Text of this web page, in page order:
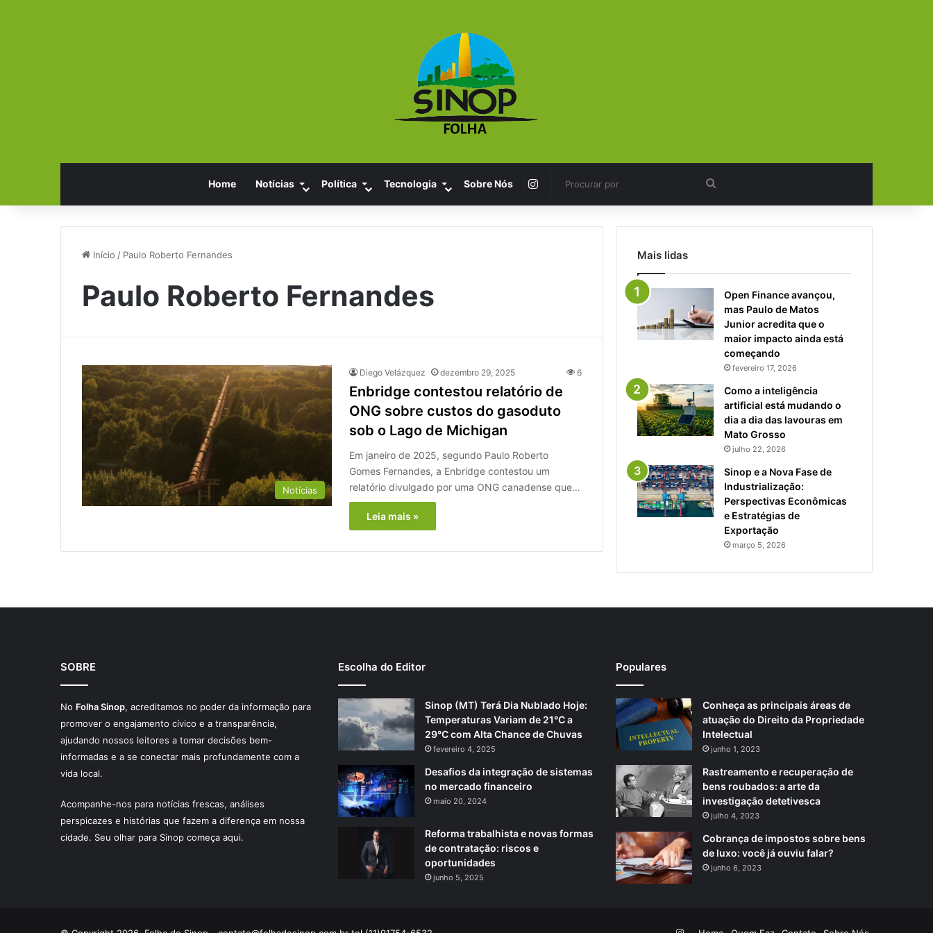
Home Notícias Política Tecnologia Sobre Nós Instagram
Procurar
por
Início / Paulo Roberto Fernandes
Paulo Roberto Fernandes
Notícias
Diego Velázquez dezembro 29, 2025 6
Enbridge contestou relatório de
ONG sobre custos do gasoduto
sob o Lago de Michigan
Em janeiro de 2025, segundo Paulo Roberto
Gomes Fernandes, a Enbridge contestou um
relatório divulgado por uma ONG canadense que…
Leia mais »
Mais lidas
Open Finance avançou,
mas Paulo de Matos
Junior acredita que o
maior impacto ainda está
começando
fevereiro 17, 2026
Como a inteligência
artificial está mudando o
dia a dia das lavouras em
Mato Grosso
julho 22, 2026
Sinop e a Nova Fase de
Industrialização:
Perspectivas Econômicas
e Estratégias de
Exportação
março 5, 2026
SOBRE
No Folha Sinop, acreditamos no poder da informação para
promover o engajamento cívico e a transparência,
ajudando nossos leitores a tomar decisões bem-
informadas e a se conectar mais profundamente com a
vida local.
Acompanhe-nos para notícias frescas, análises
perspicazes e histórias que fazem a diferença em nossa
cidade. Seu olhar para Sinop começa aqui.
Escolha do Editor
Sinop (MT) Terá Dia Nublado Hoje:
Temperaturas Variam de 21°C a
29°C com Alta Chance de Chuvas
fevereiro 4, 2025
Desafios da integração de sistemas
no mercado financeiro
maio 20, 2024
Reforma trabalhista e novas formas
de contratação: riscos e
oportunidades
junho 5, 2025
Populares
Conheça as principais áreas de
atuação do Direito da Propriedade
Intelectual
junho 1, 2023
Rastreamento e recuperação de
bens roubados: a arte da
investigação detetivesca
julho 4, 2023
Cobrança de impostos sobre bens
de luxo: você já ouviu falar?
junho 6, 2023